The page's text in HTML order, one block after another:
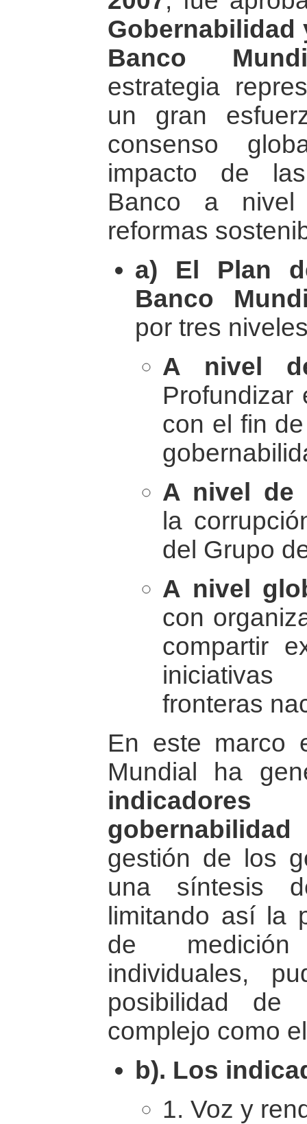
Banco
estrategia
un gran
consenso
impacto de
Banco a
reformas
a) El Plan
Banco
por tres
A nivel
con el fin
A nivel de
la
del Grupo
A nivel
con
compartir
fronteras
En este marco
Mundial ha
gobernabilidad
gestión de los
una síntesis
limitando así la
de
individuales,
posibilidad de
complejo como
b). Los
1. Voz y